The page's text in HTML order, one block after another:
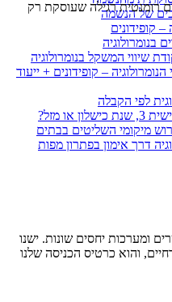
של הנשמה
– קופידונים
שיווי המשקל בנומרולוגיה
– קופידונים + ייעוד
לפי הקבלה
מזל?
מיקומי השליטים בבתים
דרך אימון בפתרון מפות
רומנטית רגילה שעוסקת רק
ומערכות יחסים שונות. ישנו
והוא כרטיס הכניסה שלנו